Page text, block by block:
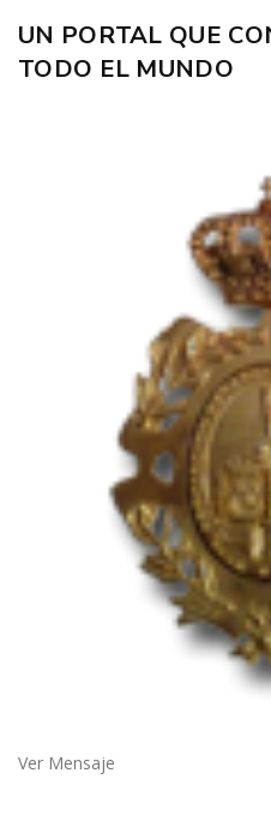
UN PORTAL QUE
TODO EL MUNDO
Ver Mensaje